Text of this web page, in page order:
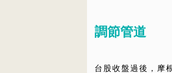
調節管道
台股收盤過後，摩